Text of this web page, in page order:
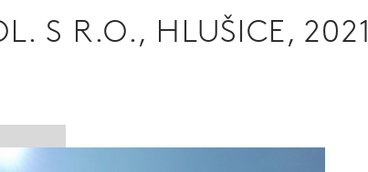
S R.O., HLUŠICE, 2021